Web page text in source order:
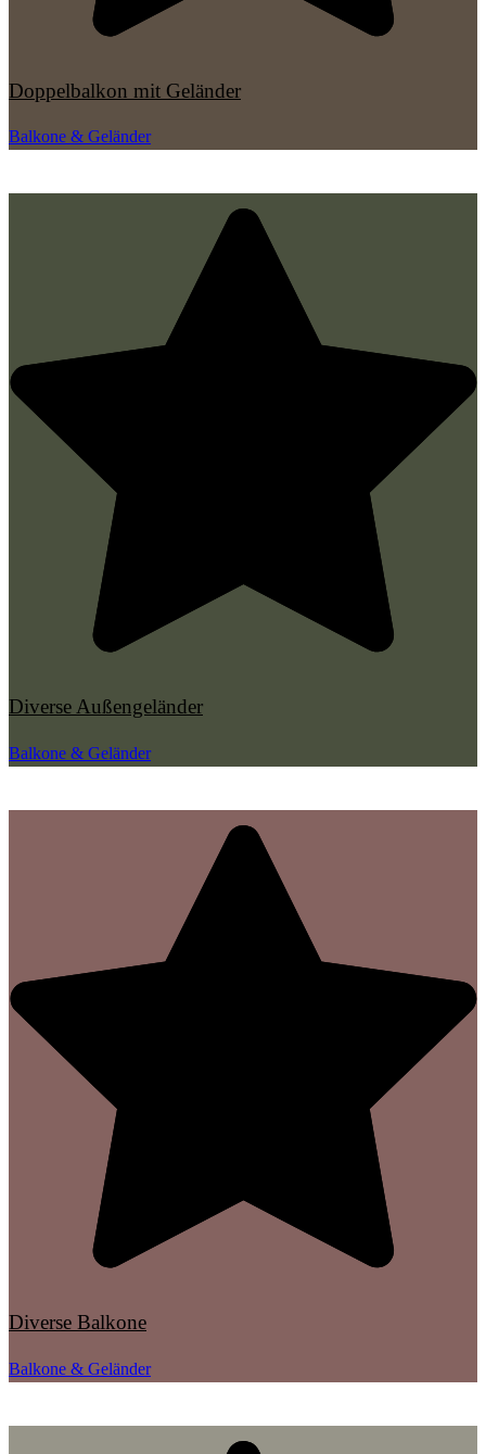
Doppelbalkon mit Geländer
Balkone & Geländer
Diverse Außengeländer
Balkone & Geländer
Diverse Balkone
Balkone & Geländer